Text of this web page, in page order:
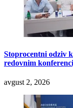
Stoprocentni odziv
redovnim
avgust 2, 2026